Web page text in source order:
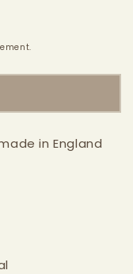
in England